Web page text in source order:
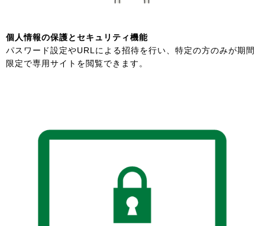
個人情報の保護とセキュリティ機能
パスワード設定やURLによる招待を行い、特定の方のみが期間
限定で専用サイトを閲覧できます。